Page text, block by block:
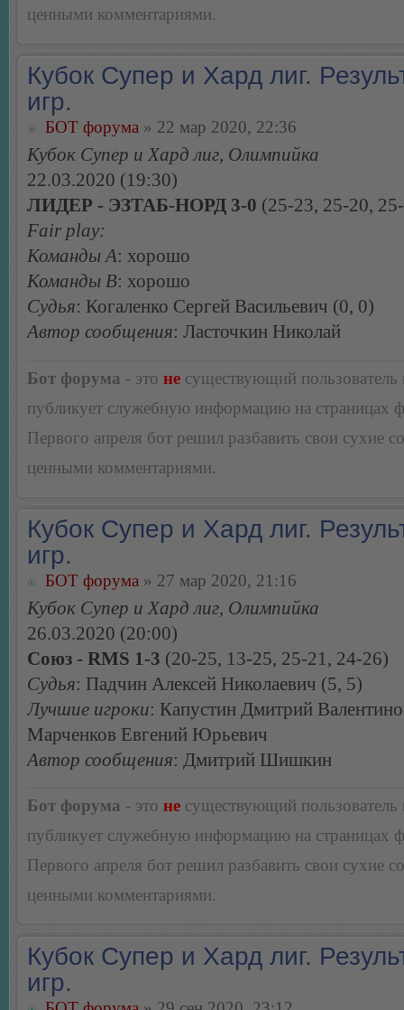
ценными комментариями.
Кубок Супер и Хард лиг.
игр.
БОТ форума » 22 мар 2020, 22:36
Кубок Супер и Хард лиг, Олимпийка
22.03.2020 (19:30)
ЛИДЕР - ЭЗТАБ-НОРД 3-0 (25-23, 25-20,
Fair play:
Команды А: хорошо
Команды В: хорошо
Судья: Когаленко Сергей Васильевич (0, 0)
Автор сообщения: Ласточкин Николай
Бот форума - это не существующий пользователь
публикует служебную информацию на страницах
Первого апреля бот решил разбавить свои сухие
ценными комментариями.
Кубок Супер и Хард лиг.
игр.
БОТ форума » 27 мар 2020, 21:16
Кубок Супер и Хард лиг, Олимпийка
26.03.2020 (20:00)
Союз - RMS 1-3 (20-25, 13-25, 25-21, 24-26)
Судья: Падчин Алексей Николаевич (5, 5)
Лучшие игроки: Капустин Дмитрий
Марченков Евгений Юрьевич
Автор сообщения: Дмитрий Шишкин
Бот форума - это не существующий пользователь
публикует служебную информацию на страницах
Первого апреля бот решил разбавить свои сухие
ценными комментариями.
Кубок Супер и Хард лиг.
игр.